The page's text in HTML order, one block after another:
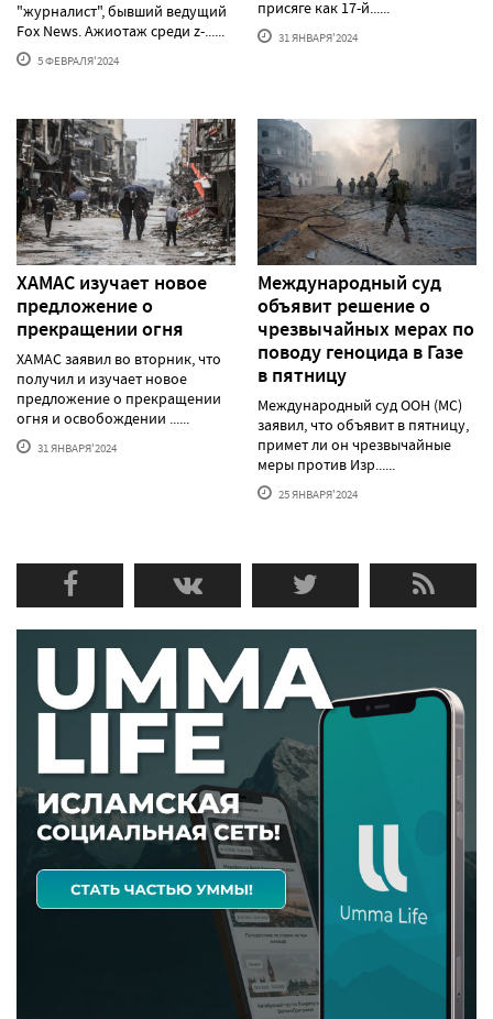
"журналист", бывший ведущий
Fox News. Ажиотаж среди z-......
5 ФЕВРАЛЯ'2024
присяге как 17-й......
31 ЯНВАРЯ'2024
ХАМАС изучает новое
предложение о
прекращении огня
ХАМАС заявил во вторник, что
получил и изучает новое
предложение о прекращении
огня и освобождении ......
31 ЯНВАРЯ'2024
Международный суд
объявит решение о
чрезвычайных мерах по
поводу геноцида в Газе
в пятницу
Международный суд ООН (МС)
заявил, что объявит в пятницу,
примет ли он чрезвычайные
меры против Изр......
25 ЯНВАРЯ'2024